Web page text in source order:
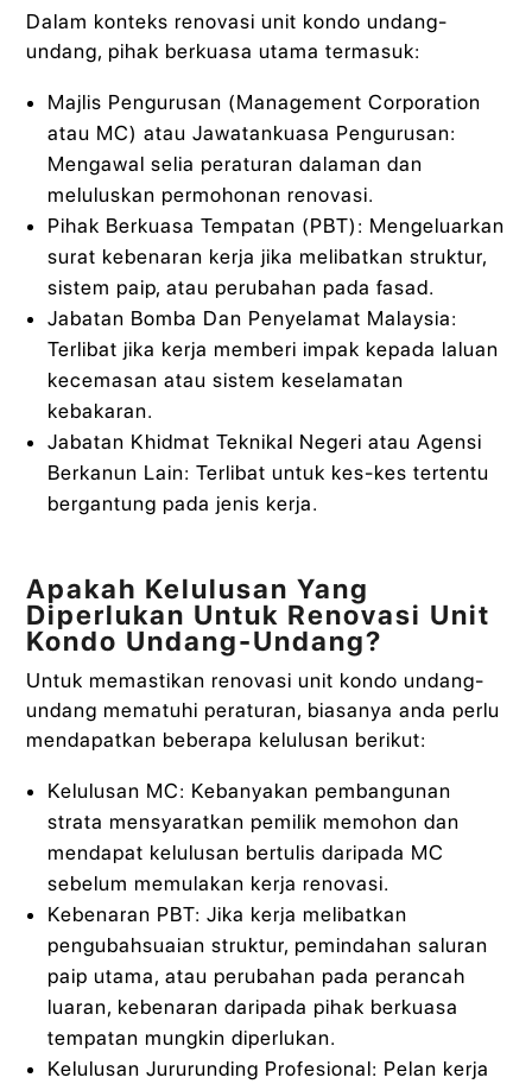
Dalam konteks renovasi unit kondo undang-
undang, pihak berkuasa utama termasuk:
Majlis Pengurusan (Management Corporation
atau MC) atau Jawatankuasa Pengurusan:
Mengawal selia peraturan dalaman dan
meluluskan permohonan renovasi.
Pihak Berkuasa Tempatan (PBT): Mengeluarkan
surat kebenaran kerja jika melibatkan struktur,
sistem paip, atau perubahan pada fasad.
Jabatan Bomba Dan Penyelamat Malaysia:
Terlibat jika kerja memberi impak kepada laluan
kecemasan atau sistem keselamatan
kebakaran.
Jabatan Khidmat Teknikal Negeri atau Agensi
Berkanun Lain: Terlibat untuk kes-kes tertentu
bergantung pada jenis kerja.
Apakah Kelulusan Yang
Diperlukan Untuk Renovasi Unit
Kondo Undang-Undang?
Untuk memastikan renovasi unit kondo undang-
undang mematuhi peraturan, biasanya anda perlu
mendapatkan beberapa kelulusan berikut:
Kelulusan MC: Kebanyakan pembangunan
strata mensyaratkan pemilik memohon dan
mendapat kelulusan bertulis daripada MC
sebelum memulakan kerja renovasi.
Kebenaran PBT: Jika kerja melibatkan
pengubahsuaian struktur, pemindahan saluran
paip utama, atau perubahan pada perancah
luaran, kebenaran daripada pihak berkuasa
tempatan mungkin diperlukan.
Kelulusan Jururunding Profesional: Pelan kerja